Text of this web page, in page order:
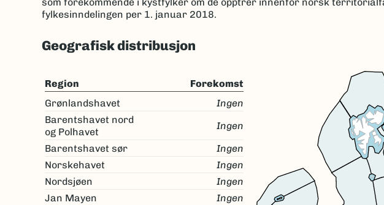
fylkesinndelingen per 1. januar 2018.
Geografisk distribusjon
Region
Forekomst
Grønlandshavet
Ingen
Barentshavet nord
og Polhavet
Ingen
Barentshavet sør
Ingen
Norskehavet
Ingen
Nordsjøen
Ingen
Jan Mayen
Ingen